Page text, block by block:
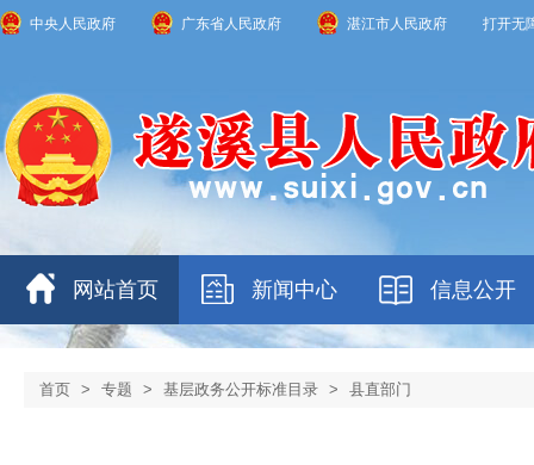
中央人民政府 广东省人民政府 湛江市人民政府 打开无
网站首页 新闻中心 信息公开
首页 > 专题 > 基层政务公开标准目录 > 县直部门